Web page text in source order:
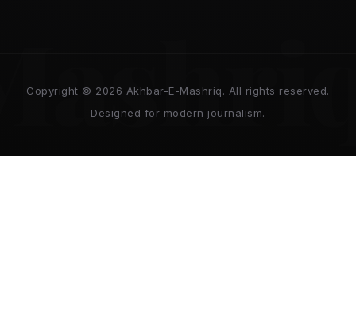
Copyright © 2026 Akhbar-E-Mashriq. All rights reserved.
Designed for modern journalism.